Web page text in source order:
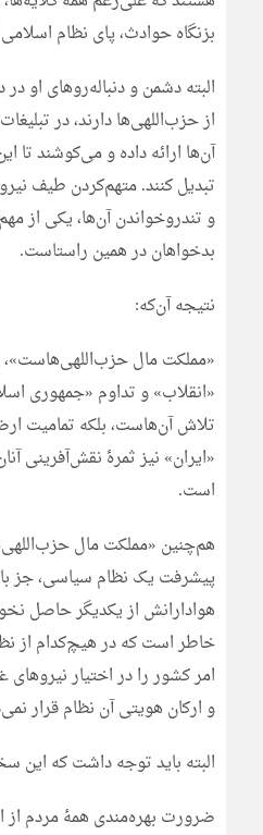
بزنگاه حوادث، پای نظام اسلامی
البته دشمن و دنباله‌روهای او
از حزب‌اللهی‌ها دارند، در
آن‌ها ارائه داده و می‌کوشند تا
تبدیل کنند. متهم‌کردن طیف
و تندروخواندن آن‌ها، یکی از
بدخواهان در همین راستاست.
نتیجه آن‌که:
«مملکت مال حزب‌اللهی‌هاست»،
«انقلاب» و تداوم «جمهوری
تلاش آن‌هاست، بلکه تمامیت
«ایران» نیز ثمرۀ نقش‌آفرینی
است.
هم‌چنین «مملکت مال
پیشرفت یک نظام سیاسی، جز
هوادارانش از یکدیگر حاصل
خاطر است که در هیچ‌کدام از
امر کشور را در اختیار نیروهای
و ارکان هویتی آن نظام قرار
البته باید توجه داشت که این
ضرورت بهره‌مندی همۀ مردم